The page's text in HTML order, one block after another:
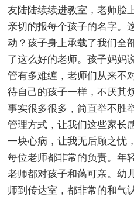
友陆陆续续进教室，老师脸
亲切的报每个孩子的名字。
动？孩子身上承载了我们全
了这么好的老师。孩子妈妈
管有多难缠，老师们从来不
待自己的孩子一样，不厌其
事实很多很多，简直举不胜
管理方式，让我们这些家长
一块心病，让我无后顾之忧
每位老师都非常的负责。年
老师都对孩子和蔼可亲。幼
师到传达室，都非常的和气